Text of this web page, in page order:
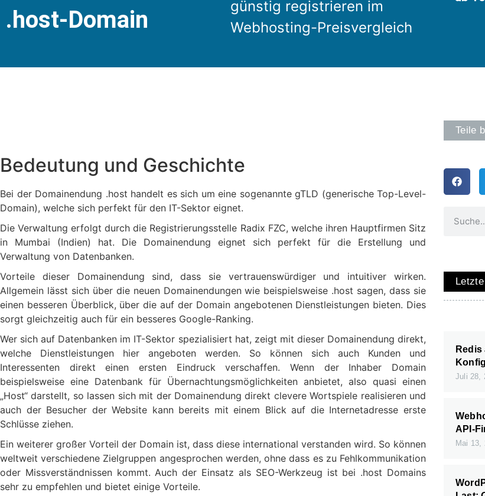
.host-Domain
günstig registrieren im
Webhosting-Preisvergleich
Bedeutung und Geschichte
Bei der Domainendung .host handelt es sich um eine sogenannte gTLD (generische Top-Level-
Domain), welche sich perfekt für den IT-Sektor eignet.
Die Verwaltung erfolgt durch die Registrierungsstelle Radix FZC, welche ihren Hauptfirmen Sitz
in Mumbai (Indien) hat. Die Domainendung eignet sich perfekt für die Erstellung und
Verwaltung von Datenbanken.
Vorteile dieser Domainendung sind, dass sie vertrauenswürdiger und intuitiver wirken.
Allgemein lässt sich über die neuen Domainendungen wie beispielsweise .host sagen, dass sie
einen besseren Überblick, über die auf der Domain angebotenen Dienstleistungen bieten. Dies
sorgt gleichzeitig auch für ein besseres Google-Ranking.
Wer sich auf Datenbanken im IT-Sektor spezialisiert hat, zeigt mit dieser Domainendung direkt,
welche Dienstleistungen hier angeboten werden. So können sich auch Kunden und
Interessenten direkt einen ersten Eindruck verschaffen. Wenn der Inhaber Domain
beispielsweise eine Datenbank für Übernachtungsmöglichkeiten anbietet, also quasi einen
„Host“ darstellt, so lassen sich mit der Domainendung direkt clevere Wortspiele realisieren und
auch der Besucher der Website kann bereits mit einem Blick auf die Internetadresse erste
Schlüsse ziehen.
Ein weiterer großer Vorteil der Domain ist, dass diese international verstanden wird. So können
weltweit verschiedene Zielgruppen angesprochen werden, ohne dass es zu Fehlkommunikation
oder Missverständnissen kommt. Auch der Einsatz als SEO-Werkzeug ist bei .host Domains
sehr zu empfehlen und bietet einige Vorteile.
Teile
Juli 28,
API-
Mai 13,